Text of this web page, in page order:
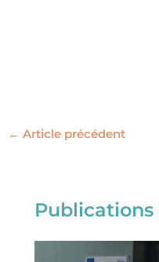
← Article précédent